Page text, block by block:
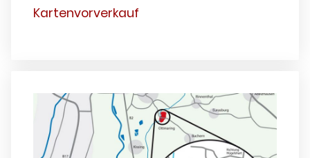
Kartenvorverkauf